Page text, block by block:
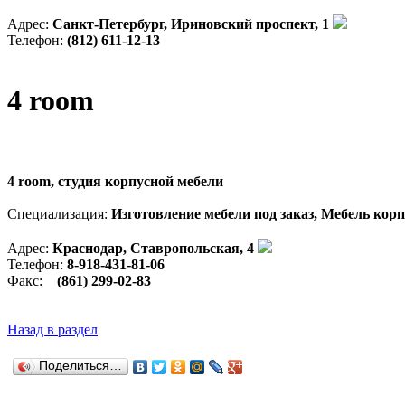
Адрес: Санкт-Петербург, Ириновский проспект, 1
Телефон: (812) 611-12-13
4 room
4 room, студия корпусной мебели
Специализация: Изготовление мебели под заказ, Мебель
Адрес: Краснодар, Ставропольская, 4
Телефон: 8-918-431-81-06
Факс: (861) 299-02-83
Назад в раздел
Поделиться…